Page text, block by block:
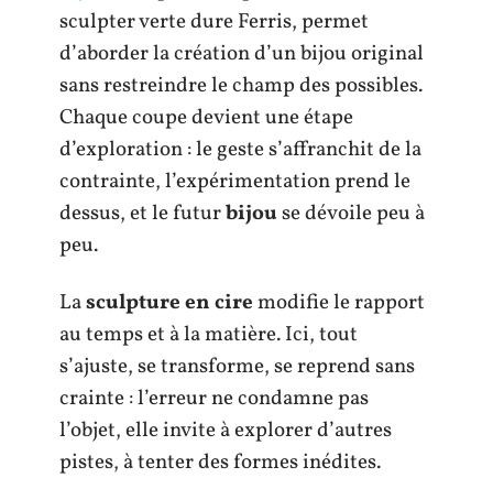
sculpter verte dure Ferris, permet
d’aborder la création d’un bijou original
sans restreindre le champ des possibles.
Chaque coupe devient une étape
d’exploration : le geste s’affranchit de la
contrainte, l’expérimentation prend le
dessus, et le futurbijouse dévoile peu à
peu.
Lasculpture en ciremodifie le rapport
au temps et à la matière. Ici, tout
s’ajuste, se transforme, se reprend sans
crainte : l’erreur ne condamne pas
l’objet, elle invite à explorer d’autres
pistes, à tenter des formes inédites.